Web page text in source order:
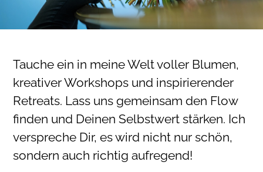
Tauche ein in meine Welt voller Blumen,
kreativer Workshops und inspirierender
Retreats. Lass uns gemeinsam den Flow
finden und Deinen Selbstwert stärken. Ich
verspreche Dir, es wird nicht nur schön,
sondern auch richtig aufregend!